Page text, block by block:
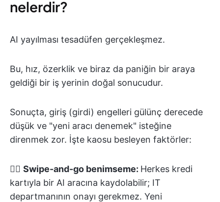
nelerdir?
AI yayılması tesadüfen gerçekleşmez.
Bu, hız, özerklik ve biraz da paniğin bir araya
geldiği bir iş yerinin doğal sonucudur.
Sonuçta, giriş (girdi) engelleri gülünç derecede
düşük ve "yeni aracı denemek" isteğine
direnmek zor. İşte kaosu besleyen faktörler:
👉🏽 Swipe-and-go benimseme: Herkes kredi
kartıyla bir AI aracına kaydolabilir; IT
departmanının onayı gerekmez. Yeni